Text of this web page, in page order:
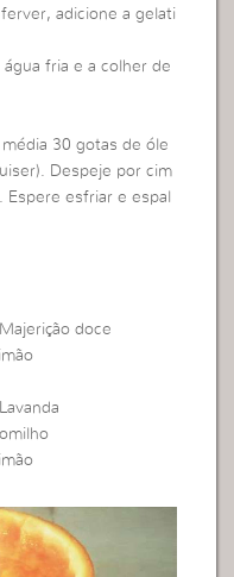
adicione a gelati
água fria e a colher de
30 gotas de óle
Despeje por cim
esfriar e espal
doce